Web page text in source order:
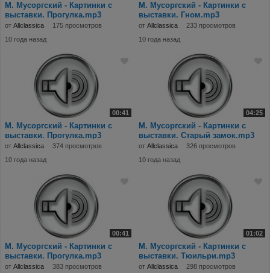
М. Мусоргский - Картинки с
выставки. Прогулка.mp3
от Allclassica
175 просмотров
10 года назад
М. Мусоргский - Картинки с
выставки. Гном.mp3
от Allclassica
233 просмотров
10 года назад
00:41
М. Мусоргский - Картинки с
выставки. Прогулка.mp3
от Allclassica
374 просмотров
10 года назад
04:25
М. Мусоргский - Картинки с
выставки. Старый замок.mp3
от Allclassica
326 просмотров
10 года назад
00:41
М. Мусоргский - Картинки с
выставки. Прогулка.mp3
от Allclassica
383 просмотров
01:02
М. Мусоргский - Картинки с
выставки. Тюильри.mp3
от Allclassica
298 просмотров